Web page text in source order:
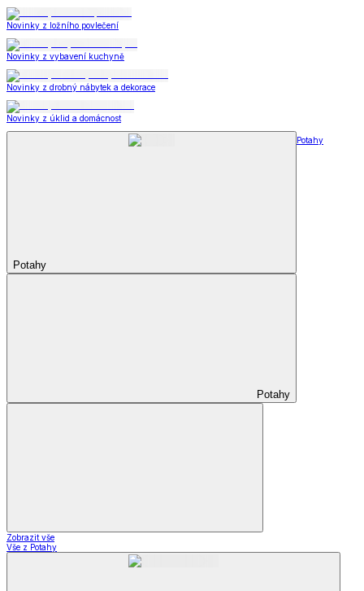
Novinky z ložního povlečení
Novinky z vybavení kuchyně
Novinky z drobný nábytek a dekorace
Novinky z úklid a domácnost
Potahy
Potahy
Potahy
Zobrazit vše
Vše z Potahy